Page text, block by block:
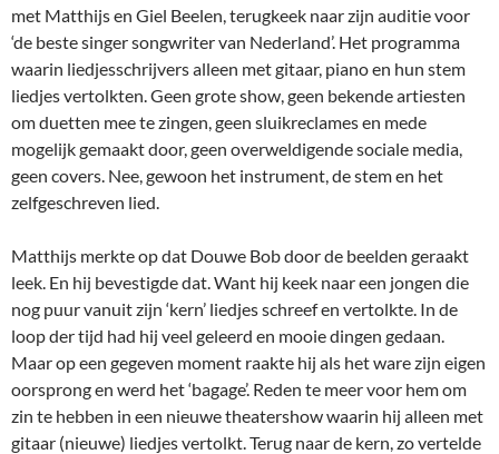
met Matthijs en Giel Beelen, terugkeek naar zijn auditie voor
‘de beste singer songwriter van Nederland’. Het programma
waarin liedjesschrijvers alleen met gitaar, piano en hun stem
liedjes vertolkten. Geen grote show, geen bekende artiesten
om duetten mee te zingen, geen sluikreclames en mede
mogelijk gemaakt door, geen overweldigende sociale media,
geen covers. Nee, gewoon het instrument, de stem en het
zelfgeschreven lied.
Matthijs merkte op dat Douwe Bob door de beelden geraakt
leek. En hij bevestigde dat. Want hij keek naar een jongen die
nog puur vanuit zijn ‘kern’ liedjes schreef en vertolkte. In de
loop der tijd had hij veel geleerd en mooie dingen gedaan.
Maar op een gegeven moment raakte hij als het ware zijn eigen
oorsprong en werd het ‘bagage’. Reden te meer voor hem om
zin te hebben in een nieuwe theatershow waarin hij alleen met
gitaar (nieuwe) liedjes vertolkt. Terug naar de kern, zo vertelde